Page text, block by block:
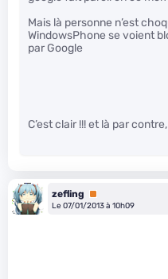
Mais là personne n’est
WindowsPhone se voient
par Google
C’est clair !!! et là par
zefling
Premium
Le 07/01/2013 à 10h09